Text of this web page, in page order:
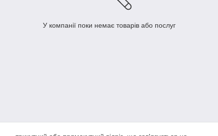
У компанії поки немає товарів або послуг